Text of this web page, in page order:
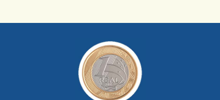
somada a de outras pessoas.
saiba mais